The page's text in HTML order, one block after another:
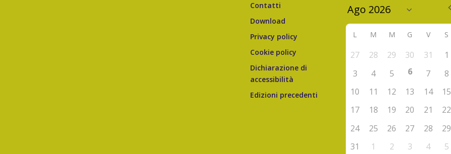
Contatti
Download
Privacy policy
Cookie policy
Dichiarazione di
accessibilità
Edizioni precedenti
L M M G V S
27 28 29 30 31 1
3
4 5 6 7 8
10
11 12 13 14 15
17
18 19 20 21 22
24
25 26 27 28 29
31
1 2 3 4 5